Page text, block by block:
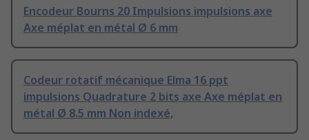
Encodeur Bourns 20 Impulsions impulsions axe
Axe méplat en métal Ø 6 mm
Codeur rotatif mécanique Elma 16 ppt
impulsions Quadrature 2 bits axe Axe méplat en
métal Ø 8.5 mm Non indexé,